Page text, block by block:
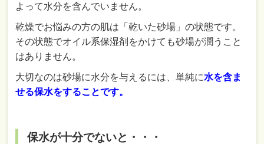
よって水分を含んでいません。
乾燥でお悩みの方の肌は「乾いた砂場」の状態です。
その状態でオイル系保湿剤をかけても砂場が潤うこと
はありません。
大切なのは砂場に水分を与えるには、単純に水を含ま
せる保水をすることです。
保水が十分でないと・・・